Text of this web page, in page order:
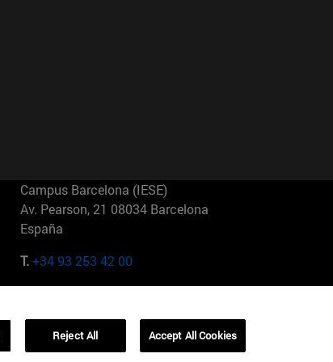
Campus Barcelona (IESE)
Av. Pearson, 21 08034 Barcelona
España
T.+34 93 253 42 00
01321001 Bela Vista Brasil
Reject All Accept All Cookies